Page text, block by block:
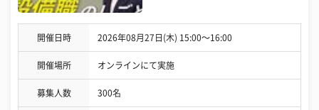
開催日時 2026年08月27日(木) 15:00〜16:00
開催場所 オンラインにて実施
募集人数 300名